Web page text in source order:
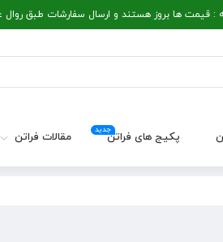
: قیمت ها بروز هستند و ارسال سفارشات طبق روال
پکیج های فراتن
جدید
مقالات فراتن